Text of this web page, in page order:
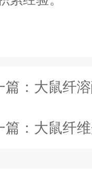
篇： 大鼠纤
： 大鼠纤维